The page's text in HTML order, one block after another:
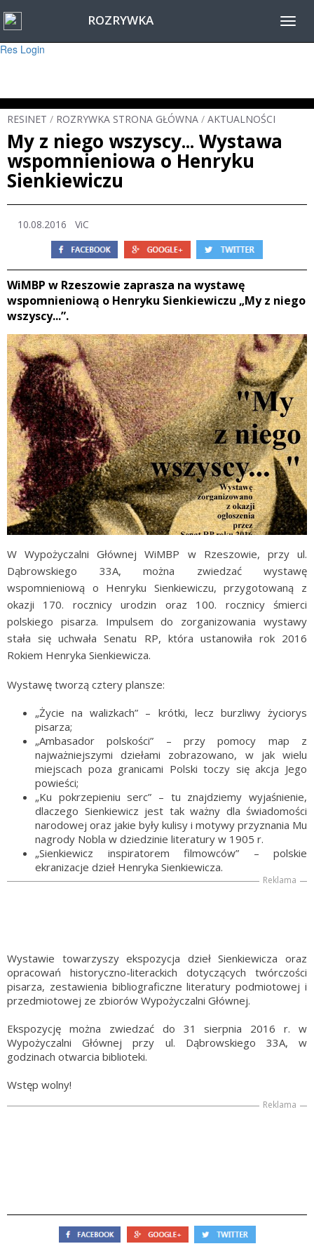
Warning
: session_start(): Failed to read session data: user (path: ) in
Res Login
ROZRYWKA
RESINET / ROZRYWKA STRONA GŁÓWNA / AKTUALNOŚCI
My z niego wszyscy... Wystawa
wspomnieniowa o Henryku
Sienkiewiczu
10.08.2016 ViC
WiMBP w Rzeszowie zaprasza na wystawę
wspomnieniową o Henryku Sienkiewiczu „My z niego
wszyscy...”.
W Wypożyczalni Głównej WiMBP w Rzeszowie, przy ul.
Dąbrowskiego 33A, można zwiedzać wystawę
wspomnieniową o Henryku Sienkiewiczu, przygotowaną z
okazji 170. rocznicy urodzin oraz 100. rocznicy śmierci
polskiego pisarza. Impulsem do zorganizowania wystawy
stała się uchwała Senatu RP, która ustanowiła rok 2016
Rokiem Henryka Sienkiewicza.
Wystawę tworzą cztery plansze:
„Życie na walizkach” – krótki, lecz burzliwy życiorys
pisarza;
„Ambasador polskości” – przy pomocy map z
najważniejszymi dziełami zobrazowano, w jak wielu
miejscach poza granicami Polski toczy się akcja Jego
powieści;
„Ku pokrzepieniu serc” – tu znajdziemy wyjaśnienie,
dlaczego Sienkiewicz jest tak ważny dla świadomości
narodowej oraz jakie były kulisy i motywy przyznania Mu
nagrody Nobla w dziedzinie literatury w 1905 r.
„Sienkiewicz inspiratorem filmowców” – polskie
ekranizacje dzieł Henryka Sienkiewicza.
Reklama
Wystawie towarzyszy ekspozycja dzieł Sienkiewicza oraz
opracowań historyczno-literackich dotyczących twórczości
pisarza, zestawienia bibliograficzne literatury podmiotowej i
przedmiotowej ze zbiorów Wypożyczalni Głównej.
Ekspozycję można zwiedzać do 31 sierpnia 2016 r. w
Wypożyczalni Głównej przy ul. Dąbrowskiego 33A, w
godzinach otwarcia biblioteki.
Wstęp wolny!
Reklama